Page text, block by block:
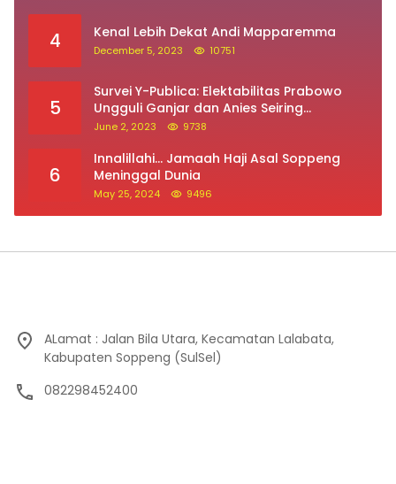
4 Kenal Lebih Dekat Andi Mapparemma
December 5, 2023 10751
5
Survei Y-Publica: Elektabilitas Prabowo
Ungguli Ganjar dan Anies Seiring
Kepuasan Terhadap Jokowi Naik
June 2, 2023 9738
6
Innalillahi… Jamaah Haji Asal Soppeng
Meninggal Dunia
May 25, 2024 9496
ALamat : Jalan Bila Utara, Kecamatan Lalabata,
Kabupaten Soppeng (SulSel)
082298452400